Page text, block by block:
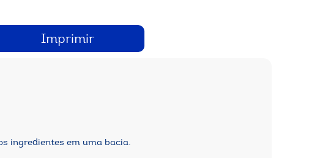
Imprimir
ingredientes em uma bacia.